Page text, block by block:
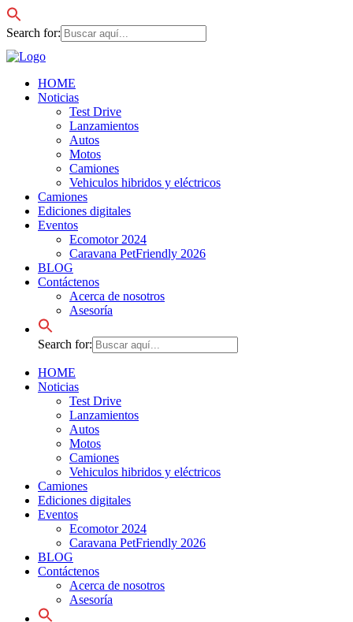
Search for:
HOME
Noticias
Test Drive
Lanzamientos
Autos
Motos
Camiones
Vehiculos hibridos y eléctricos
Camiones
Ediciones digitales
Eventos
Ecomotor 2024
Caravana PetFriendly 2026
BLOG
Contáctenos
Acerca de nosotros
Asesoría
Search for:
HOME
Noticias
Test Drive
Lanzamientos
Autos
Motos
Camiones
Vehiculos hibridos y eléctricos
Camiones
Ediciones digitales
Eventos
Ecomotor 2024
Caravana PetFriendly 2026
BLOG
Contáctenos
Acerca de nosotros
Asesoría